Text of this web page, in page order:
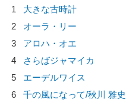
1
大きな古時計
2
オーラ・リー
3
アロハ・オエ
4
さらばジャマイカ
5
エーデルワイス
6
千の風になって/秋川 雅史